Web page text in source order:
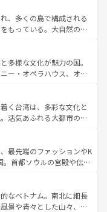
できる。 なお、新
を参照してほしい。
ッピング、エンターテイ
ットだ。一方、アメリカ
ドキャニオンやイエロー
と美食が融合した独特の
各地域で異なる魅力を楽
歴史を感じることができ
リカ
ほしい。
、多くの島で構成される
もっている。大自然の神
の観光地といえばオアフ
マウイ島やカウアイ島が
輝く海をはじめ、豊かな
を迎えてくれるハワイの
ハワイアンミュージッ
べてがハワイの魅力を彩
い。
多様な文化が魅力の国。
ー・オペラハウス、オー
るウルル（エアーズロッ
やケアンズの熱帯雨林な
カフェやワイン、オージ
おり、サーフィンやダイ
ドア好きにはたまらな
を存分に味わいつくそ
く台湾は、多彩な文化と
活気あふれる大都市の台
湾東部など、都市の喧騒
訪れる人に新しい発見と
奥深い台湾の食文化も魅
、バラエティ豊かな料理
湾情報は コンテンツ一覧を参
最先端のファッションやK
首都ソウルの宮殿や伝統
の自然美を楽しむことが
絶品のストリートフード
ている。夜には、韓国な
なベトナム。南北に細長
景や青々とした山々、世